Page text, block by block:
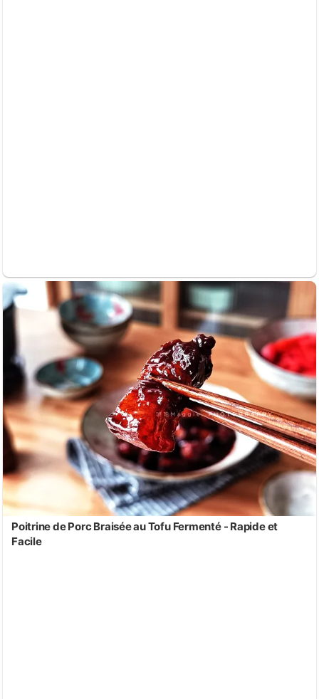
Poitrine de Porc Braisée au Tofu Fermenté - Rapide et
Facile